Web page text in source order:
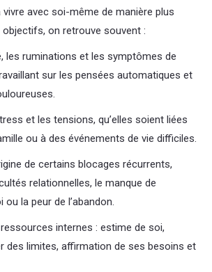
vivre avec soi-même de manière plus
objectifs, on retrouve souvent :
les ruminations et les symptômes de
sur les pensées automatiques et
et les tensions, qu’elles soient liées
ou à des événements de vie difficiles.
de certains blocages récurrents,
relationnelles, le manque de
la peur de l’abandon.
internes : estime de soi,
des limites, affirmation de ses besoins et